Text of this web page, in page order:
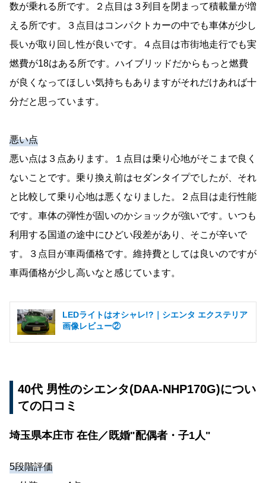
数が乗れる所です。２点目は３列目を閉まって積載量が増
える所です。３点目はコンパクトカーの中でも車体が少し
長いが取り回し性が良いです。４点目は市街地走行でも実
燃費が18はある所です。ハイブリッドだからもっと燃費
が良くなってほしい気持ちもありますがそれだけあれば十
分だと思っています。
悪い点
悪い点は３点あります。１点目は乗り心地がそこまで良く
ないことです。乗り換え前はセダンタイプでしたが、それ
と比較して乗り心地は悪くなりました。２点目は走行性能
です。車体の弾性が固いのかショックが強いです。いつも
利用する国道の途中にひどい段差があり、そこが辛いで
す。３点目が車両価格です。維持費としては良いのですが
車両価格が少し高いなと感じています。
LEDライトはオシャレ!?｜シエンタ エクステリア
画像レビュー②
40代 男性のシエンタ(DAA-NHP170G)につい
ての口コミ
埼玉県本庄市 在住／既婚"配偶者・子1人"
5段階評価